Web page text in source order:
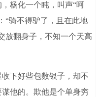
杨化一个盹，叫声“呵
“骑不得驴了，且在此地
放翻身子，不知一个天高
下好些包数银子，却不
他的。欺他是个单身穷